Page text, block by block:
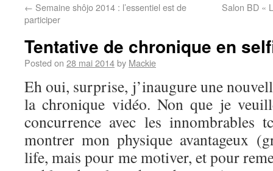
← Semaine shôjo 2014 : l’essentiel est de
participer
Salon BD «
Tentative de chronique en
Posted on 28 mai 2014by Mackie
Eh oui, surprise, j’inaugure une
la chronique vidéo. Non que je
concurrence avec les innombrables
montrer mon physique avantageux
life, mais pour me motiver, et pour